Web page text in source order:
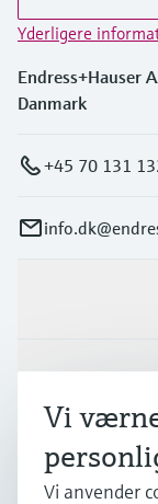
Yderligere
Endress+Hauser
Danmark
+45 70 131
Industrier
Support
Vi
Vi anvender